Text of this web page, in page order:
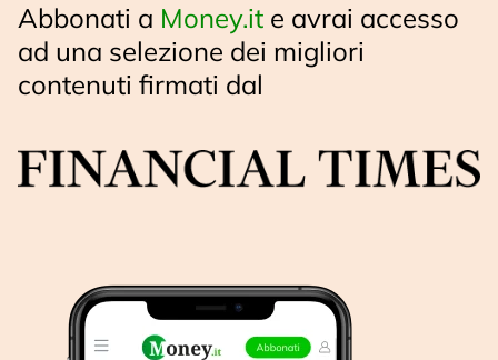
Abbonati a Money.it e avrai accesso
ad una selezione dei migliori
contenuti firmati dal